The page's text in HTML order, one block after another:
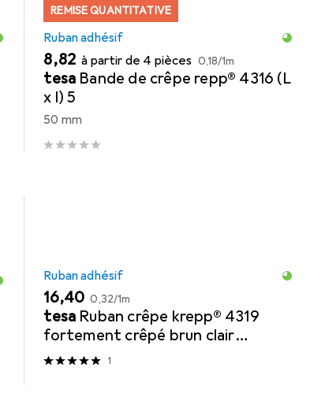
REMISE QUANTITATIVE
Ruban adhésif
EUR
8,82 à partir de 4 pièces EUR
0,18/1m
tesa Bande de crêpe repp® 4316 (L
x l) 5
50 mm
Ruban adhésif
EUR
16,40 EUR
0,32/1m
tesa Ruban crêpe krepp® 4319
fortement crêpé brun clair
Longueur 50 m Largeur 30 mm
1